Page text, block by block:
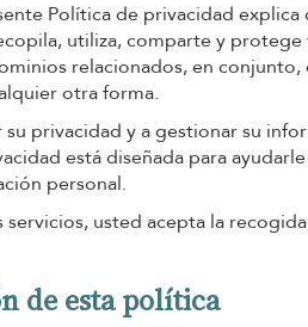
Política de privacidad
utiliza, comparte y
relacionados, en
otra forma.
privacidad y a gestionar su
está diseñada para
personal.
usted acepta la
de esta política